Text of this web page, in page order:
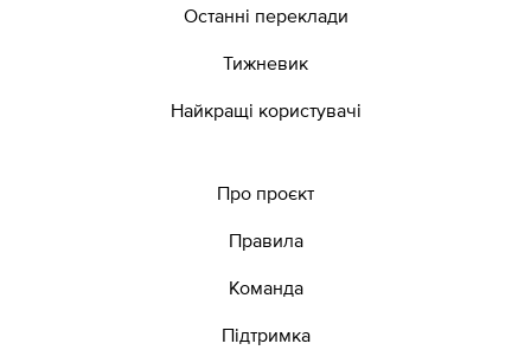
Останні переклади
Тижневик
Найкращі користувачі
Про проєкт
Правила
Команда
Підтримка